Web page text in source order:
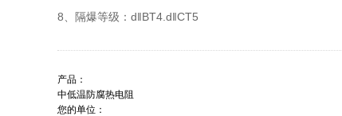
8、隔爆等级：d‖BT4.d‖CT5
产品：
您的单位：